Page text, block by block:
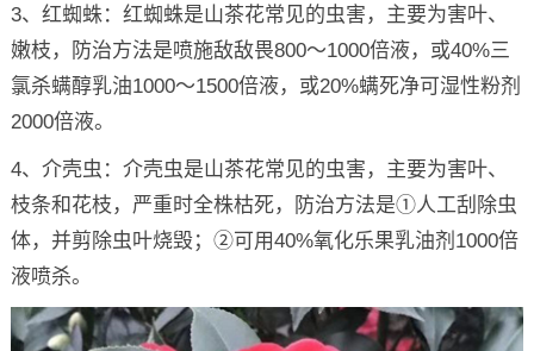
3、红蜘蛛：红蜘蛛是山茶花常见的虫害，主要为害叶、
嫩枝，防治方法是喷施敌敌畏800～1000倍液，或40%三
氯杀螨醇乳油1000～1500倍液，或20%螨死净可湿性粉剂
2000倍液。
4、介壳虫：介壳虫是山茶花常见的虫害，主要为害叶、
枝条和花枝，严重时全株枯死，防治方法是①人工刮除虫
体，并剪除虫叶烧毁；②可用40%氧化乐果乳油剂1000倍
液喷杀。